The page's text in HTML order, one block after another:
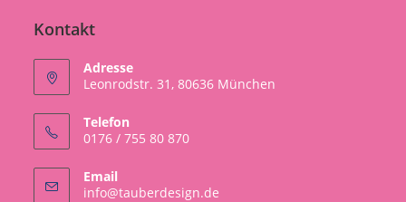
Kontakt
Adresse
Leonrodstr. 31, 80636 München
Telefon
0176 / 755 80 870
Email
info@tauberdesign.de